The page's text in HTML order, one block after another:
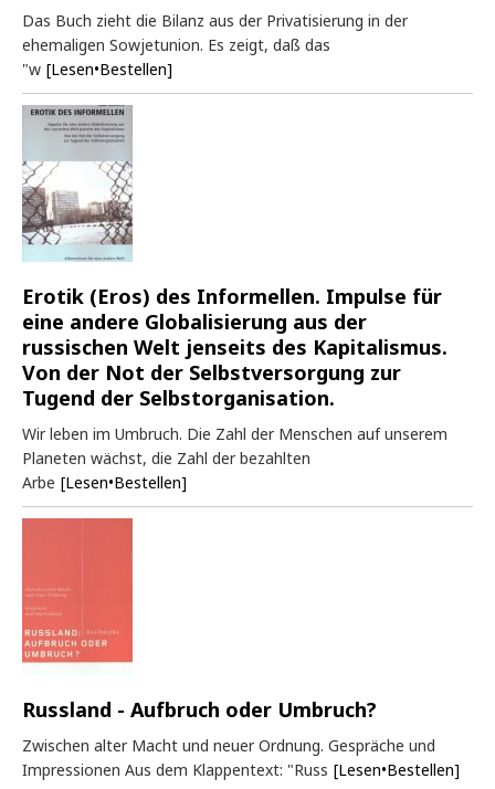
Das Buch zieht die Bilanz aus der Privatisierung in der
ehemaligen Sowjetunion. Es zeigt, daß das
"w [Lesen•Bestellen]
Erotik (Eros) des Informellen. Impulse für
eine andere Globalisierung aus der
russischen Welt jenseits des Kapitalismus.
Von der Not der Selbstversorgung zur
Tugend der Selbstorganisation.
Wir leben im Umbruch. Die Zahl der Menschen auf unserem
Planeten wächst, die Zahl der bezahlten
Arbe [Lesen•Bestellen]
Russland - Aufbruch oder Umbruch?
Zwischen alter Macht und neuer Ordnung. Gespräche und
Impressionen Aus dem Klappentext: "Russ [Lesen•Bestellen]